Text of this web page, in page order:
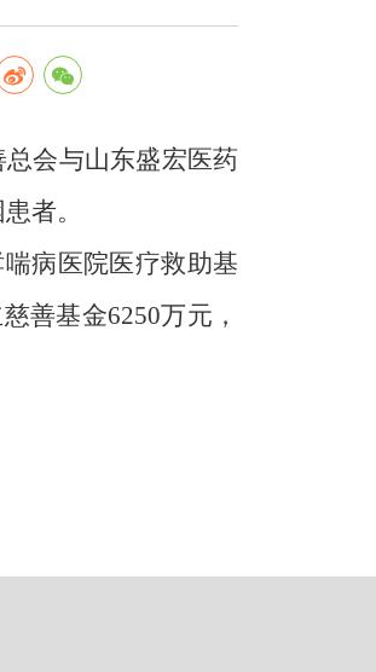
会与山东盛宏医药
者。
病医院医疗救助基
善基金6250万元，